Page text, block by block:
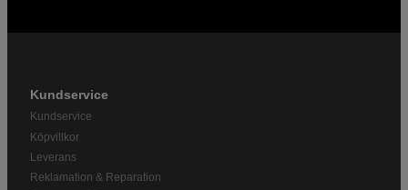
Kundservice
Kundservice
Köpvillkor
Leverans
Reklamation & Reparation